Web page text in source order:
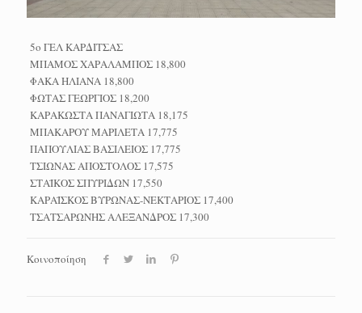
5ο ΓΕΛ ΚΑΡΔΙΤΣΑΣ
ΜΠΑΜΟΣ ΧΑΡΑΛΑΜΠΟΣ 18,800
ΦΑΚΑ ΗΛΙΑΝΑ 18,800
ΦΩΤΑΣ ΓΕΩΡΓΙΟΣ 18,200
ΚΑΡΑΚΩΣΤΑ ΠΑΝΑΓΙΩΤΑ 18,175
ΜΠΑΚΑΡΟΥ ΜΑΡΙΛΕΤΑ 17,775
ΠΑΠΟΥΛΙΑΣ ΒΑΣΙΛΕΙΟΣ 17,775
ΤΣΙΩΝΑΣ ΑΠΟΣΤΟΛΟΣ 17,575
ΣΤΑΪΚΟΣ ΣΠΥΡΙΔΩΝ 17,550
ΚΑΡΑΪΣΚΟΣ ΒΥΡΩΝΑΣ-ΝΕΚΤΑΡΙΟΣ 17,400
ΤΣΑΤΣΑΡΩΝΗΣ ΑΛΕΞΑΝΔΡΟΣ 17,300
Κοινοποίηση